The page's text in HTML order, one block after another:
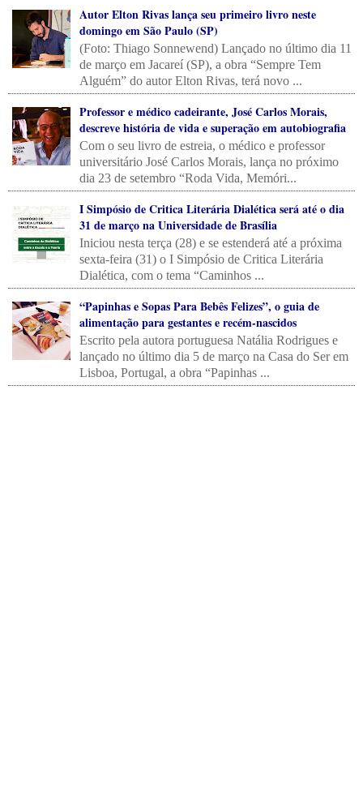
Autor Elton Rivas lança seu primeiro livro neste
domingo em São Paulo (SP)
(Foto: Thiago Sonnewend) Lançado no último dia 11
de março em Jacareí (SP), a obra “Sempre Tem
Alguém” do autor Elton Rivas, terá novo ...
Professor e médico cadeirante, José Carlos Morais,
descreve história de vida e superação em autobiografia
Com o seu livro de estreia, o médico e professor
universitário José Carlos Morais, lança no próximo
dia 23 de setembro “Roda Vida, Memóri...
I Simpósio de Critica Literária Dialética será até o dia
31 de março na Universidade de Brasília
Iniciou nesta terça (28) e se estenderá até a próxima
sexta-feira (31) o I Simpósio de Critica Literária
Dialética, com o tema “Caminhos ...
“Papinhas e Sopas Para Bebês Felizes”, o guia de
alimentação para gestantes e recém-nascidos
Escrito pela autora portuguesa Natália Rodrigues e
lançado no último dia 5 de março na Casa do Ser em
Lisboa, Portugal, a obra “Papinhas ...